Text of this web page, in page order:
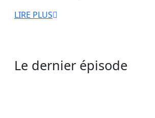
LIRE PLUS
Le dernier épisode